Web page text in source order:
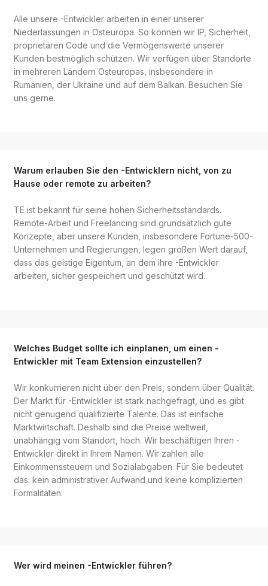
Alle unsere -Entwickler arbeiten in einer unserer
Niederlassungen in Osteuropa. So können wir IP, Sicherheit,
proprietären Code und die Vermögenswerte unserer
Kunden bestmöglich schützen. Wir verfügen über Standorte
in mehreren Ländern Osteuropas, insbesondere in
Rumänien, der Ukraine und auf dem Balkan. Besuchen Sie
uns gerne.
Warum erlauben Sie den -Entwicklern nicht, von zu
Hause oder remote zu arbeiten?
TE ist bekannt für seine hohen Sicherheitsstandards.
Remote-Arbeit und Freelancing sind grundsätzlich gute
Konzepte, aber unsere Kunden, insbesondere Fortune-500-
Unternehmen und Regierungen, legen großen Wert darauf,
dass das geistige Eigentum, an dem ihre -Entwickler
arbeiten, sicher gespeichert und geschützt wird.
Welches Budget sollte ich einplanen, um einen -
Entwickler mit Team Extension einzustellen?
Wir konkurrieren nicht über den Preis, sondern über Qualität.
Der Markt für -Entwickler ist stark nachgefragt, und es gibt
nicht genügend qualifizierte Talente. Das ist einfache
Marktwirtschaft. Deshalb sind die Preise weltweit,
unabhängig vom Standort, hoch. Wir beschäftigen Ihren -
Entwickler direkt in Ihrem Namen. Wir zahlen alle
Einkommenssteuern und Sozialabgaben. Für Sie bedeutet
das: kein administrativer Aufwand und keine komplizierten
Formalitäten.
Wer wird meinen -Entwickler führen?